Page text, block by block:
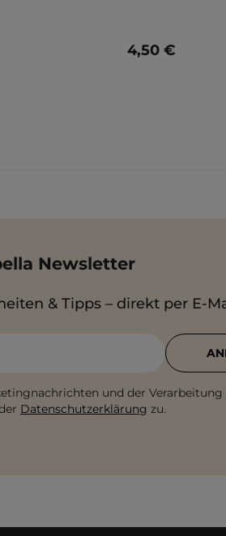
4,50 €
Newsletter
& Tipps – direkt per E-
und der
Datenschutzerklärung zu.